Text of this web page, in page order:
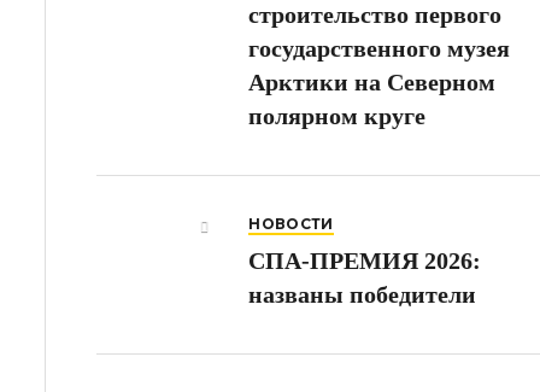
строительство первого
государственного музея
Арктики на Северном
полярном круге
НОВОСТИ
СПА-ПРЕМИЯ 2026:
названы победители